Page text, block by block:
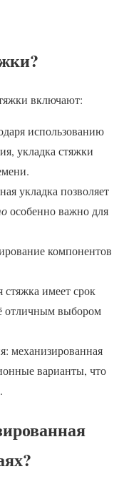
включают:
использованию
укладка стяжки
укладка позволяет
особенно важно для
компонентов
стяжка имеет срок
отличным выбором
механизированная
варианты, что